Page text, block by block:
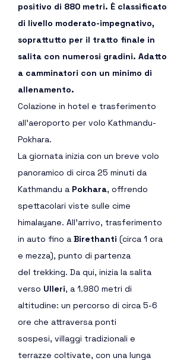
positivo di 880 metri. È classificato
di livello moderato-impegnativo,
soprattutto per il tratto finale in
salita con numerosi gradini. Adatto
a camminatori con un minimo di
allenamento.
Colazione in hotel e trasferimento
all’aeroporto per volo Kathmandu-
Pokhara.
La giornata inizia con un breve volo
panoramico di circa 25 minuti da
Kathmandu a Pokhara, offrendo
spettacolari viste sulle cime
himalayane. All’arrivo, trasferimento
in auto fino a Birethanti (circa 1 ora
e mezza), punto di partenza
del trekking. Da qui, inizia la salita
verso Ulleri, a 1.980 metri di
altitudine: un percorso di circa 5-6
ore che attraversa ponti
sospesi, villaggi tradizionali e
terrazze coltivate, con una lunga